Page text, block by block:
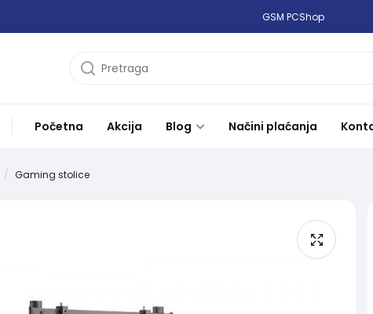
GSM PCShop
Početna Akcija Blog Načini plaćanja
Gaming stolice